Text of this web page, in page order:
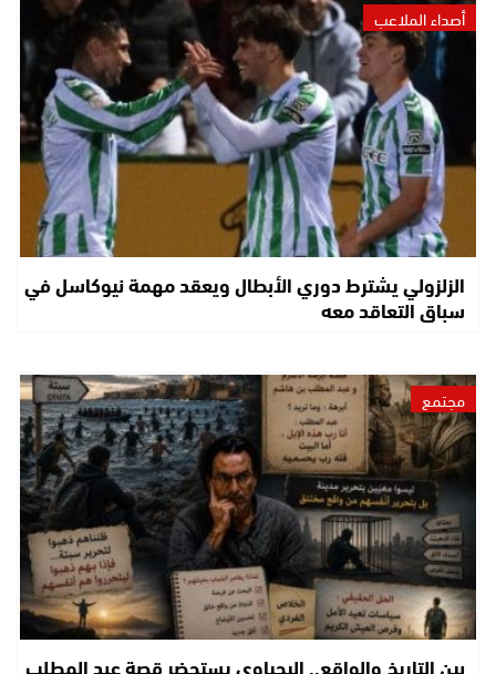
أصداء الملاعب
الزلزولي يشترط دوري الأبطال ويعقد مهمة نيوكاسل في
سباق التعاقد معه
مجتمع
بين التاريخ والواقع.. اليحياوي يستحضر قصة عبد المطلب